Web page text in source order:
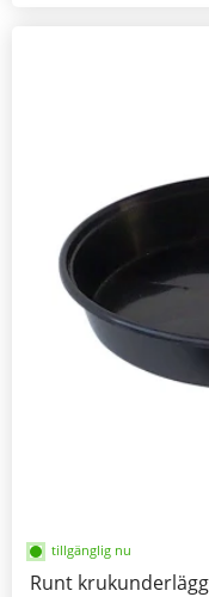
tillgänglig nu
Runt